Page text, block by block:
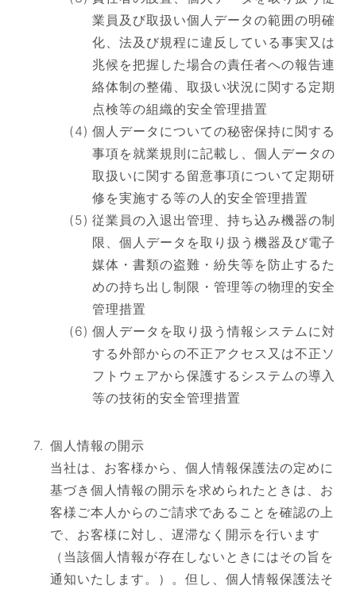
業員及び取扱い個人データの範囲の明確
化、法及び規程に違反している事実又は
兆候を把握した場合の責任者への報告連
絡体制の整備、取扱い状況に関する定期
点検等の組織的安全管理措置
個人データについての秘密保持に関する
事項を就業規則に記載し、個人データの
取扱いに関する留意事項について定期研
修を実施する等の人的安全管理措置
従業員の入退出管理、持ち込み機器の制
限、個人データを取り扱う機器及び電子
媒体・書類の盗難・紛失等を防止するた
めの持ち出し制限・管理等の物理的安全
管理措置
個人データを取り扱う情報システムに対
する外部からの不正アクセス又は不正ソ
フトウェアから保護するシステムの導入
等の技術的安全管理措置
個人情報の開示
当社は、お客様から、個人情報保護法の定めに
基づき個人情報の開示を求められたときは、お
客様ご本人からのご請求であることを確認の上
で、お客様に対し、遅滞なく開示を行います
（当該個人情報が存在しないときにはその旨を
通知いたします。）。但し、個人情報保護法そ